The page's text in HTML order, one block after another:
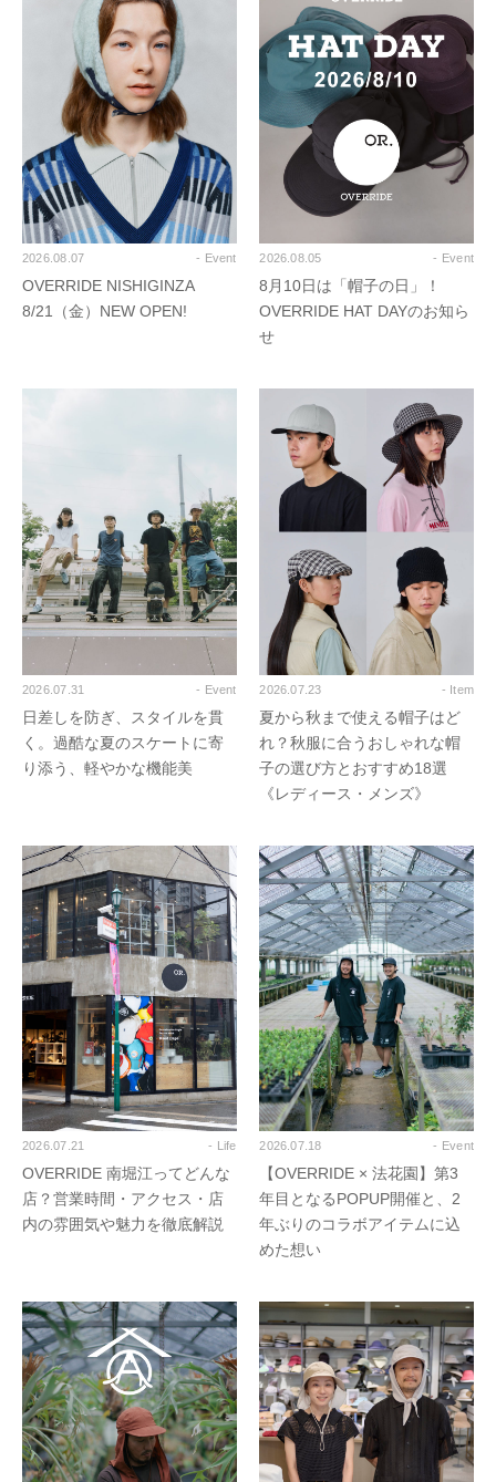
2026.08.07 - Event
OVERRIDE NISHIGINZA
8/21（金）NEW OPEN!
2026.08.05 - Event
8月10日は「帽子の日」！
OVERRIDE HAT DAYのお知ら
せ
2026.07.31 - Event
日差しを防ぎ、スタイルを貫
く。過酷な夏のスケートに寄
り添う、軽やかな機能美
2026.07.23 - Item
夏から秋まで使える帽子はど
れ？秋服に合うおしゃれな帽
子の選び方とおすすめ18選
《レディース・メンズ》
2026.07.21 - Life
OVERRIDE 南堀江ってどんな
店？営業時間・アクセス・店
内の雰囲気や魅力を徹底解説
2026.07.18 - Event
【OVERRIDE × 法花園】第3
年目となるPOPUP開催と、2
年ぶりのコラボアイテムに込
めた想い